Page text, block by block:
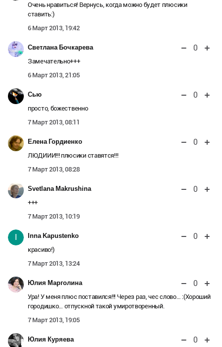
Очень нравиться! Вернусь, когда можно будет плюсики
ставить:)
6 Март 2013, 19:42
Светлана Бочкарева 0
Замечательно+++
6 Март 2013, 21:05
Сью 0
просто, божественно
7 Март 2013, 08:11
Елена Гордиенко 0
ЛЮДИИИ!!! плюсики ставятся!!!
7 Март 2013, 08:28
Svetlana Makrushina 0
+++
7 Март 2013, 10:19
I Inna Kapustenko 0
красиво!)
7 Март 2013, 13:24
Юлия Марголина 0
Ура! У меня плюс поставился!!! Через раз, чес слово… :(Хороший
городишко… отпускной такой умиротворенный.
7 Март 2013, 19:05
Юлия Куряева 0